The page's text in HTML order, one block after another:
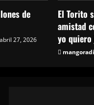
de
abril 27, 2026
El Torito
amistad
yo